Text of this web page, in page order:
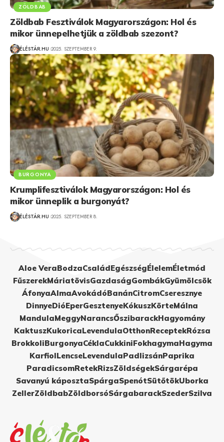
ZÖLDBAB
Zöldbab Fesztiválok Magyarországon: Hol és
mikor ünnepelhetjük a zöldbab szezont?
ÉLÉSTÁR.HU 2025. SZEPTEMBER 9.
BURGONYA
Krumplifesztiválok Magyarországon: Hol és
mikor ünneplik a burgonyát?
ÉLÉSTÁR.HU 2025. SZEPTEMBER 8.
Aloe VeraBodzaCsaládEgészségÉlelemÉletmód
FűszerekMáriatövisGazdaságGombákGyümölcsök
ÁfonyaAlmaAvokádóBanánCitromCseresznye
DinnyeDióEperGesztenyeKókuszKörteMálna
MandulaMeggyNarancsŐszibarackHagyomány
KaktuszKukoricaLevendulaOtthonReceptekRózsa
BrokkoliBurgonyaCéklaCukkiniFokhagymaHagyma
KarfiolLencseLevendulaPadlizsánPaprika
ParadicsomRetekRizsZöldségekSárgarépa
Savanyú káposztaSpárgaSpenótSütőtökUborka
ZellerZöldbabZöldborsóSárgabarackSzederSzilva